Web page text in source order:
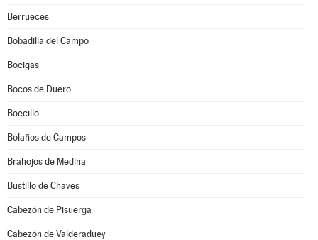
Berrueces
Bobadilla del Campo
Bocigas
Bocos de Duero
Boecillo
Bolaños de Campos
Brahojos de Medina
Bustillo de Chaves
Cabezón de Pisuerga
Cabezón de Valderaduey